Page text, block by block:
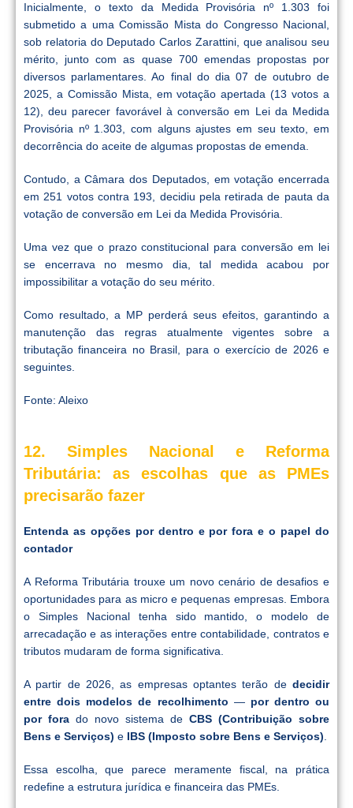
Inicialmente, o texto da Medida Provisória nº 1.303 foi
submetido a uma Comissão Mista do Congresso Nacional,
sob relatoria do Deputado Carlos Zarattini, que analisou seu
mérito, junto com as quase 700 emendas propostas por
diversos parlamentares. Ao final do dia 07 de outubro de
2025, a Comissão Mista, em votação apertada (13 votos a
12), deu parecer favorável à conversão em Lei da Medida
Provisória nº 1.303, com alguns ajustes em seu texto, em
decorrência do aceite de algumas propostas de emenda.
Contudo, a Câmara dos Deputados, em votação encerrada
em 251 votos contra 193, decidiu pela retirada de pauta da
votação de conversão em Lei da Medida Provisória.
Uma vez que o prazo constitucional para conversão em lei
se encerrava no mesmo dia, tal medida acabou por
impossibilitar a votação do seu mérito.
Como resultado, a MP perderá seus efeitos, garantindo a
manutenção das regras atualmente vigentes sobre a
tributação financeira no Brasil, para o exercício de 2026 e
seguintes.
Fonte: Aleixo
12. Simples Nacional e Reforma
Tributária: as escolhas que as PMEs
precisarão fazer
Entenda as opções por dentro e por fora e o papel do
contador
A Reforma Tributária trouxe um novo cenário de desafios e
oportunidades para as micro e pequenas empresas. Embora
o Simples Nacional tenha sido mantido, o modelo de
arrecadação e as interações entre contabilidade, contratos e
tributos mudaram de forma significativa.
A partir de 2026, as empresas optantes terão de decidir
entre dois modelos de recolhimento — por dentro ou
por fora do novo sistema de CBS (Contribuição sobre
Bens e Serviços) e IBS (Imposto sobre Bens e Serviços).
Essa escolha, que parece meramente fiscal, na prática
redefine a estrutura jurídica e financeira das PMEs.